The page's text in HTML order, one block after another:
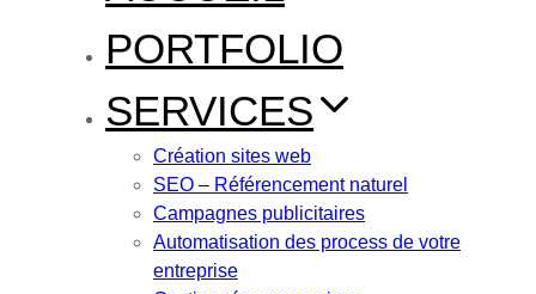
PORTFOLIO
SERVICES
Création sites web
SEO – Référencement naturel
Campagnes publicitaires
Automatisation des process de votre
entreprise